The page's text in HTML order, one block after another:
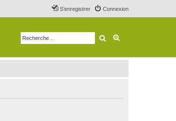
Connexion
S’enregistrer
Rechercher